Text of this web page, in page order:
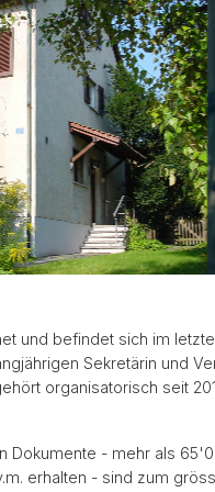
Karl Barth-Platz
Wohnort an der
und befindet sich im
Sekretärin und
organisatorisch seit
Dokumente - mehr als
erhalten - sind zum